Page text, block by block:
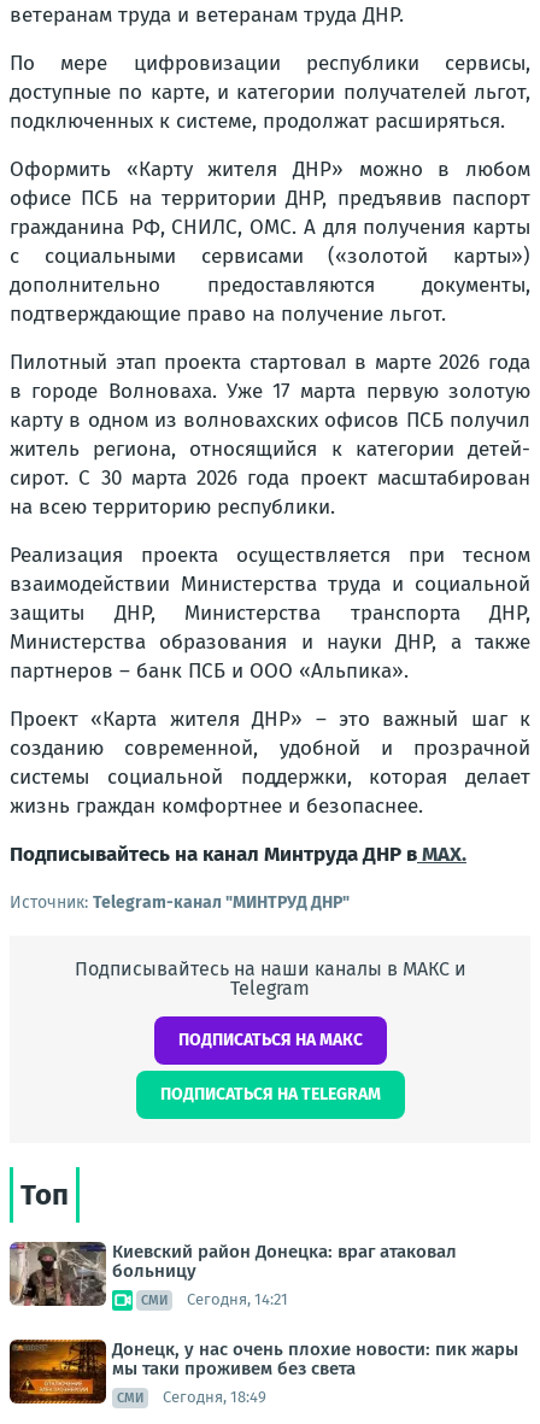
ветеранам труда и ветеранам труда ДНР.
По мере цифровизации республики сервисы,
доступные по карте, и категории получателей льгот,
подключенных к системе, продолжат расширяться.
Оформить «Карту жителя ДНР» можно в любом
офисе ПСБ на территории ДНР, предъявив паспорт
гражданина РФ, СНИЛС, ОМС. А для получения карты
с социальными сервисами («золотой карты»)
дополнительно предоставляются документы,
подтверждающие право на получение льгот.
Пилотный этап проекта стартовал в марте 2026 года
в городе Волноваха. Уже 17 марта первую золотую
карту в одном из волновахских офисов ПСБ получил
житель региона, относящийся к категории детей-
сирот. С 30 марта 2026 года проект масштабирован
на всею территорию республики.
Реализация проекта осуществляется при тесном
взаимодействии Министерства труда и социальной
защиты ДНР, Министерства транспорта ДНР,
Министерства образования и науки ДНР, а также
партнеров – банк ПСБ и ООО «Альпика».
Проект «Карта жителя ДНР» – это важный шаг к
созданию современной, удобной и прозрачной
системы социальной поддержки, которая делает
жизнь граждан комфортнее и безопаснее.
Подписывайтесь на канал Минтруда ДНР вMAX.
Источник: Telegram-канал "МИНТРУД ДНР"
Подписывайтесь на наши каналы в МАКС и
Telegram
ПОДПИСАТЬСЯ НА МАКС
ПОДПИСАТЬСЯ НА TELEGRAM
Топ
Киевский район Донецка: враг атаковал
больницу
СМИ Сегодня, 14:21
Донецк, у нас очень плохие новости: пик жары
мы таки проживем без света
СМИ Сегодня, 18:49